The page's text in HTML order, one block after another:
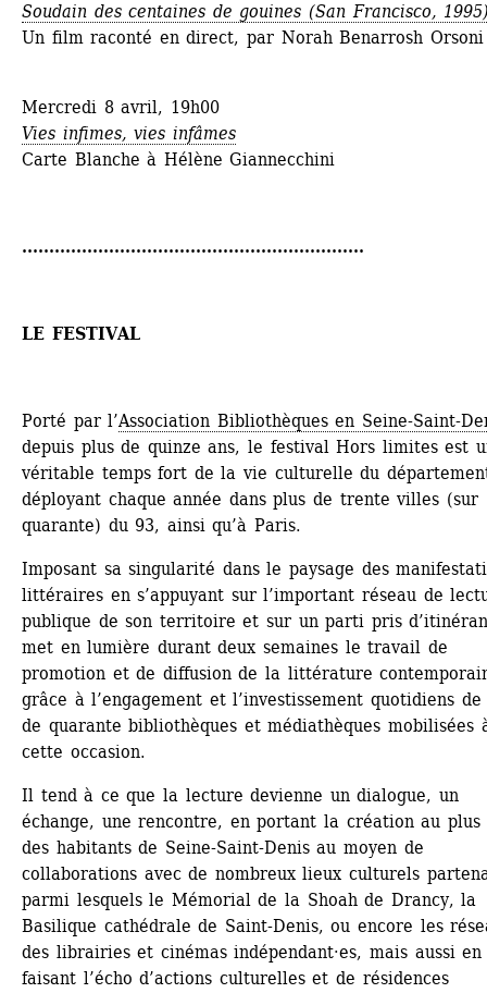
Soudain des centaines de gouines (San Francisco,
Un film raconté en direct, par Norah Benarrosh Orsoni
Mercredi 8 avril, 19h00
Vies infimes, vies infâmes
Carte Blanche à Hélène Giannecchini
...............................................................
LE FESTIVAL
Porté par l’Association Bibliothèques en Seine-Saint-
depuis plus de quinze ans, le festival Hors limites est
véritable temps fort de la vie culturelle du
déployant chaque année dans plus de trente villes (sur
quarante) du 93, ainsi qu’à Paris.
Imposant sa singularité dans le paysage des
littéraires en s’appuyant sur l’important réseau de
publique de son territoire et sur un parti pris
met en lumière durant deux semaines le travail de
promotion et de diffusion de la littérature
grâce à l’engagement et l’investissement quotidiens de
de quarante bibliothèques et médiathèques mobilisées
cette occasion.
Il tend à ce que la lecture devienne un dialogue, un
échange, une rencontre, en portant la création au plus
des habitants de Seine-Saint-Denis au moyen de
collaborations avec de nombreux lieux culturels
parmi lesquels le Mémorial de la Shoah de Drancy, la
Basilique cathédrale de Saint-Denis, ou encore les
des librairies et cinémas indépendant·es, mais aussi en
faisant l’écho d’actions culturelles et de résidences